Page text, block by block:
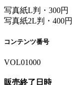
写真紙L判・300円
写真紙2L判・400円
コンテンツ番号
VOL01000
販売終了日時